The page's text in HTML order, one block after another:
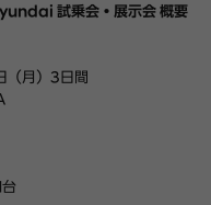
試乗会・展示会 概要
（月）3日間